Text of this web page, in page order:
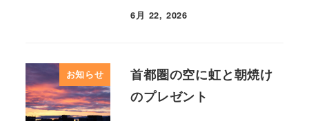
6月 22, 2026
お知らせ
首都圏の空に虹と朝焼け
のプレゼント